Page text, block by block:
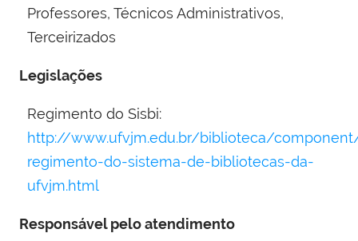
Professores, Técnicos Administrativos,
Terceirizados
Legislações
Regimento do Sisbi:
http://www.ufvjm.edu.br/biblioteca/
regimento-do-sistema-de-bibliotecas-da-
ufvjm.html
Responsável pelo atendimento